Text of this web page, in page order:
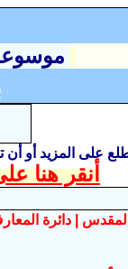
على المزيد أو
أنقر هنا
| دائرة